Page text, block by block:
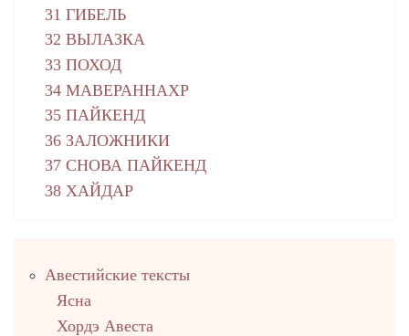
31 ГИБЕЛЬ
32 ВЫЛАЗКА
33 ПОХОД
34 МАВЕРАННАХР
35 ПАЙКЕНД
36 ЗАЛОЖНИКИ
37 СНОВА ПАЙКЕНД
38 ХАЙДАР
столбец
Авестийские тексты
Ясна
Хордэ Авеста